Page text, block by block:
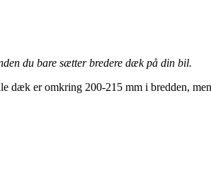
du bare sætter bredere dæk på din bil.
er omkring 200-215 mm i bredden,